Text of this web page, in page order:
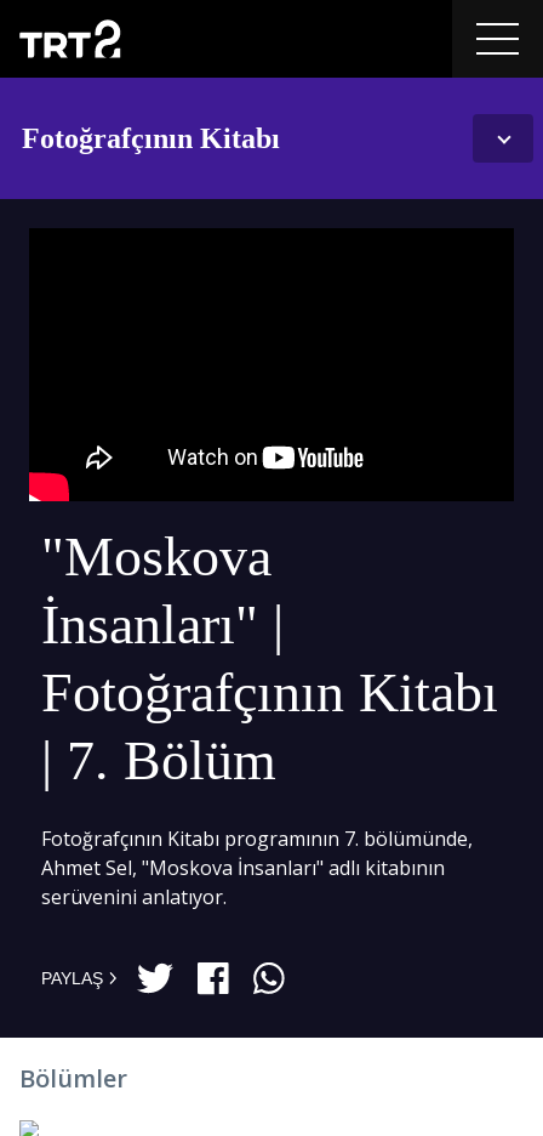
Fotoğrafçının Kitabı
"Moskova
İnsanları" |
Fotoğrafçının Kitabı
| 7. Bölüm
Fotoğrafçının Kitabı programının 7. bölümünde,
Ahmet Sel, "Moskova İnsanları" adlı kitabının
serüvenini anlatıyor.
PAYLAŞ
Bölümler